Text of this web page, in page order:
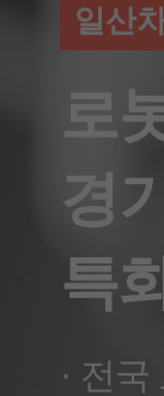
경기
일산
로
경
특
· 전